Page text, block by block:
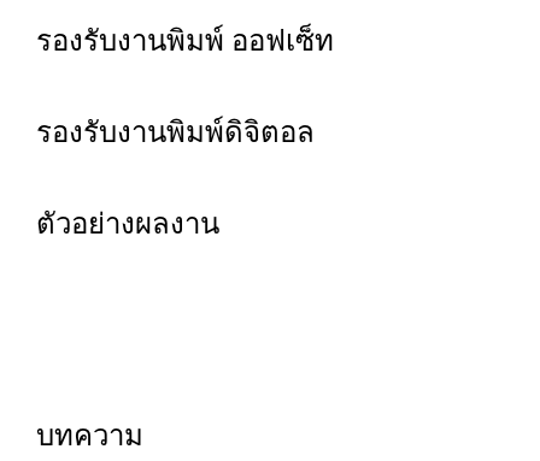
รองรับงานพิมพ์ ออฟเซ็ท
รองรับงานพิมพ์ดิจิตอล
ตัวอย่างผลงาน
บทความ